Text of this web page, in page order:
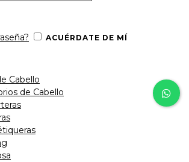
ACUÉRDATE DE MÍ
Cabello
de Cabello